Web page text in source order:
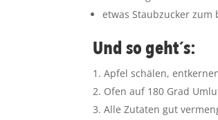
etwas Staubzucker zum
Und so geht´s:
Apfel schälen,
Ofen auf 180 Grad
Alle Zutaten gut